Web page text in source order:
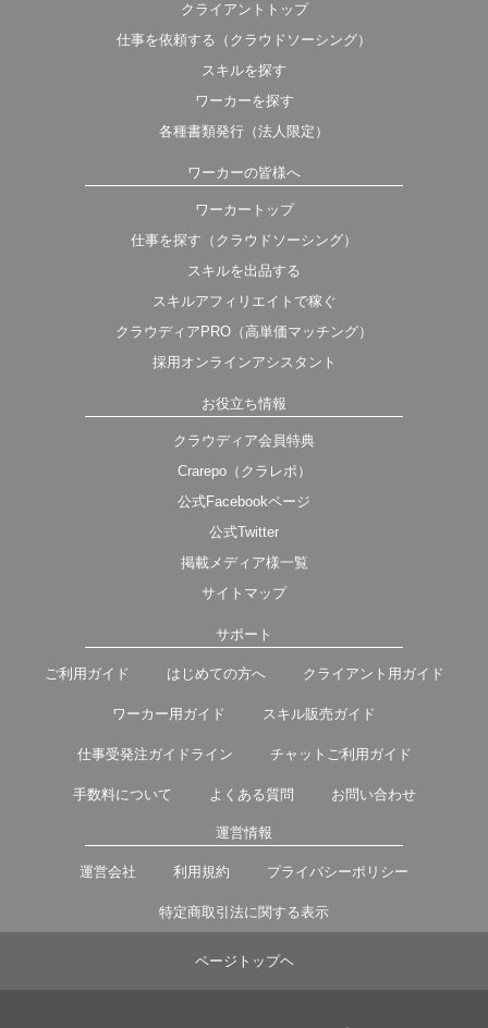
クライアントトップ
仕事を依頼する（クラウドソーシング）
スキルを探す
ワーカーを探す
各種書類発行（法人限定）
ワーカーの皆様へ
ワーカートップ
仕事を探す（クラウドソーシング）
スキルを出品する
スキルアフィリエイトで稼ぐ
クラウディアPRO（高単価マッチング）
採用オンラインアシスタント
お役立ち情報
クラウディア会員特典
Crarepo（クラレポ）
公式Facebookページ
公式Twitter
掲載メディア様一覧
サイトマップ
サポート
ご利用ガイド はじめての方へ クライアント用ガイド
ワーカー用ガイド スキル販売ガイド
仕事受発注ガイドライン チャットご利用ガイド
手数料について よくある質問 お問い合わせ
運営情報
運営会社 利用規約 プライバシーポリシー
特定商取引法に関する表示
ページトップヘ